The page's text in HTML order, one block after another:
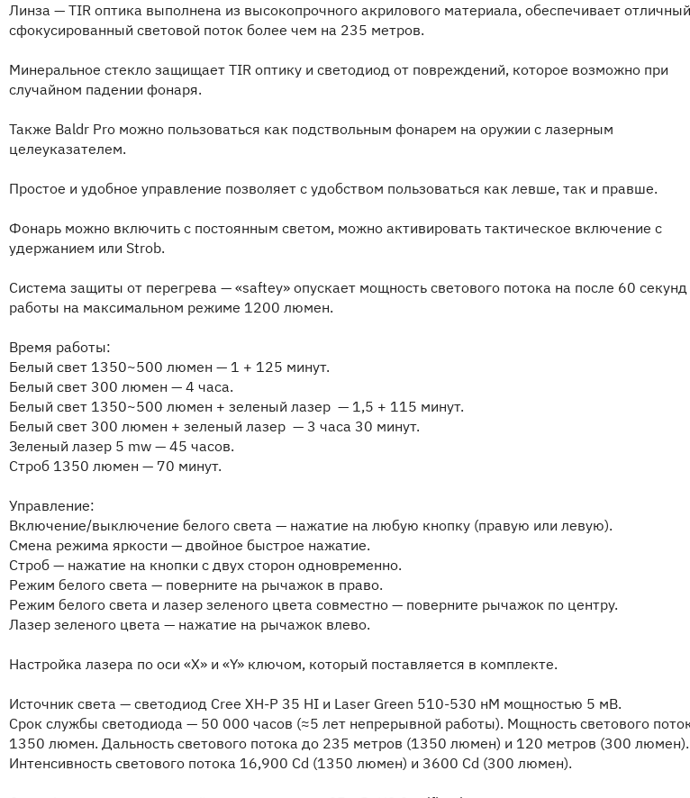
Линза — TIR оптика выполнена из высокопрочного акрилового материала, обеспечивает отличный
сфокусированный световой поток более чем на 235 метров.
Минеральное стекло защищает TIR оптику и светодиод от повреждений, которое возможно при
случайном падении фонаря.
Также Baldr Pro можно пользоваться как подствольным фонарем на оружии с лазерным
целеуказателем.
Простое и удобное управление позволяет с удобством пользоваться как левше, так и правше.
Фонарь можно включить с постоянным светом, можно активировать тактическое включение с
удержанием или Strob.
Система защиты от перегрева — «saftey» опускает мощность светового потока на после 60 секунд
работы на максимальном режиме 1200 люмен.
Время работы:
Белый свет 1350~500 люмен — 1 + 125 минут.
Белый свет 300 люмен — 4 часа.
Белый свет 1350~500 люмен + зеленый лазер — 1,5 + 115 минут.
Белый свет 300 люмен + зеленый лазер — 3 часа 30 минут.
Зеленый лазер 5 mw — 45 часов.
Строб 1350 люмен — 70 минут.
Управление:
Включение/выключение белого света — нажатие на любую кнопку (правую или левую).
Смена режима яркости — двойное быстрое нажатие.
Строб — нажатие на кнопки с двух сторон одновременно.
Режим белого света — поверните на рычажок в право.
Режим белого света и лазер зеленого цвета совместно — поверните рычажок по центру.
Лазер зеленого цвета — нажатие на рычажок влево.
Настройка лазера по оси «X» и «Y» ключом, который поставляется в комплекте.
Источник света — светодиод Cree XH-P 35 HI и Laser Green 510-530 нМ мощностью 5 мВ.
Срок службы светодиода — 50 000 часов (≈5 лет непрерывной работы). Мощность светового
1350 люмен. Дальность светового потока до 235 метров (1350 люмен) и 120 метров (300 люмен).
Интенсивность светового потока 16,900 Cd (1350 люмен) и 3600 Cd (300 люмен).